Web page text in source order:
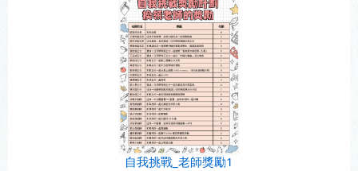
自我挑戰_老師獎勵1